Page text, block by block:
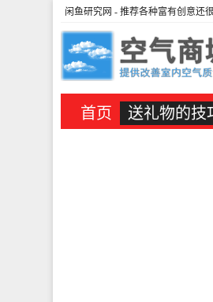
闲鱼研究网 - 推荐各种富有创意还
首页 送礼物的技